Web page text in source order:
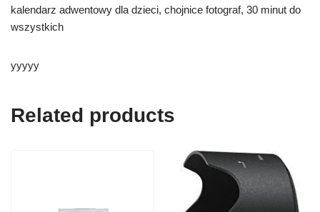
kalendarz adwentowy dla dzieci, chojnice fotograf, 30 minut do
wszystkich
yyyyy
Related products